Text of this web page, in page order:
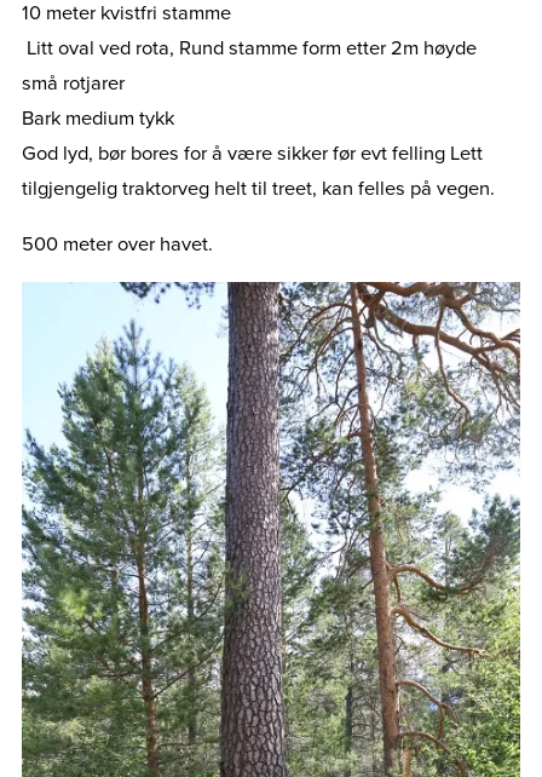
10 meter kvistfri stamme
Litt oval ved rota, Rund stamme form etter 2m høyde
små rotjarer
Bark medium tykk
God lyd, bør bores for å være sikker før evt felling Lett
tilgjengelig traktorveg helt til treet, kan felles på vegen.
500 meter over havet.